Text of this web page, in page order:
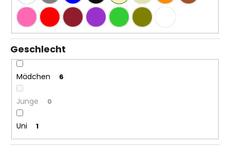
Geschlecht
Mädchen 6
Junge 0
Uni 1